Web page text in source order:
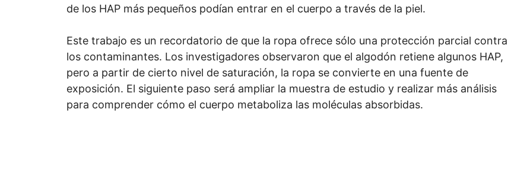
de los HAP más pequeños podían entrar en el cuerpo a través de la piel.
Este trabajo es un recordatorio de que la ropa ofrece sólo una protección parcial contra
los contaminantes. Los investigadores observaron que el algodón retiene algunos HAP,
pero a partir de cierto nivel de saturación, la ropa se convierte en una fuente de
exposición. El siguiente paso será ampliar la muestra de estudio y realizar más análisis
para comprender cómo el cuerpo metaboliza las moléculas absorbidas.